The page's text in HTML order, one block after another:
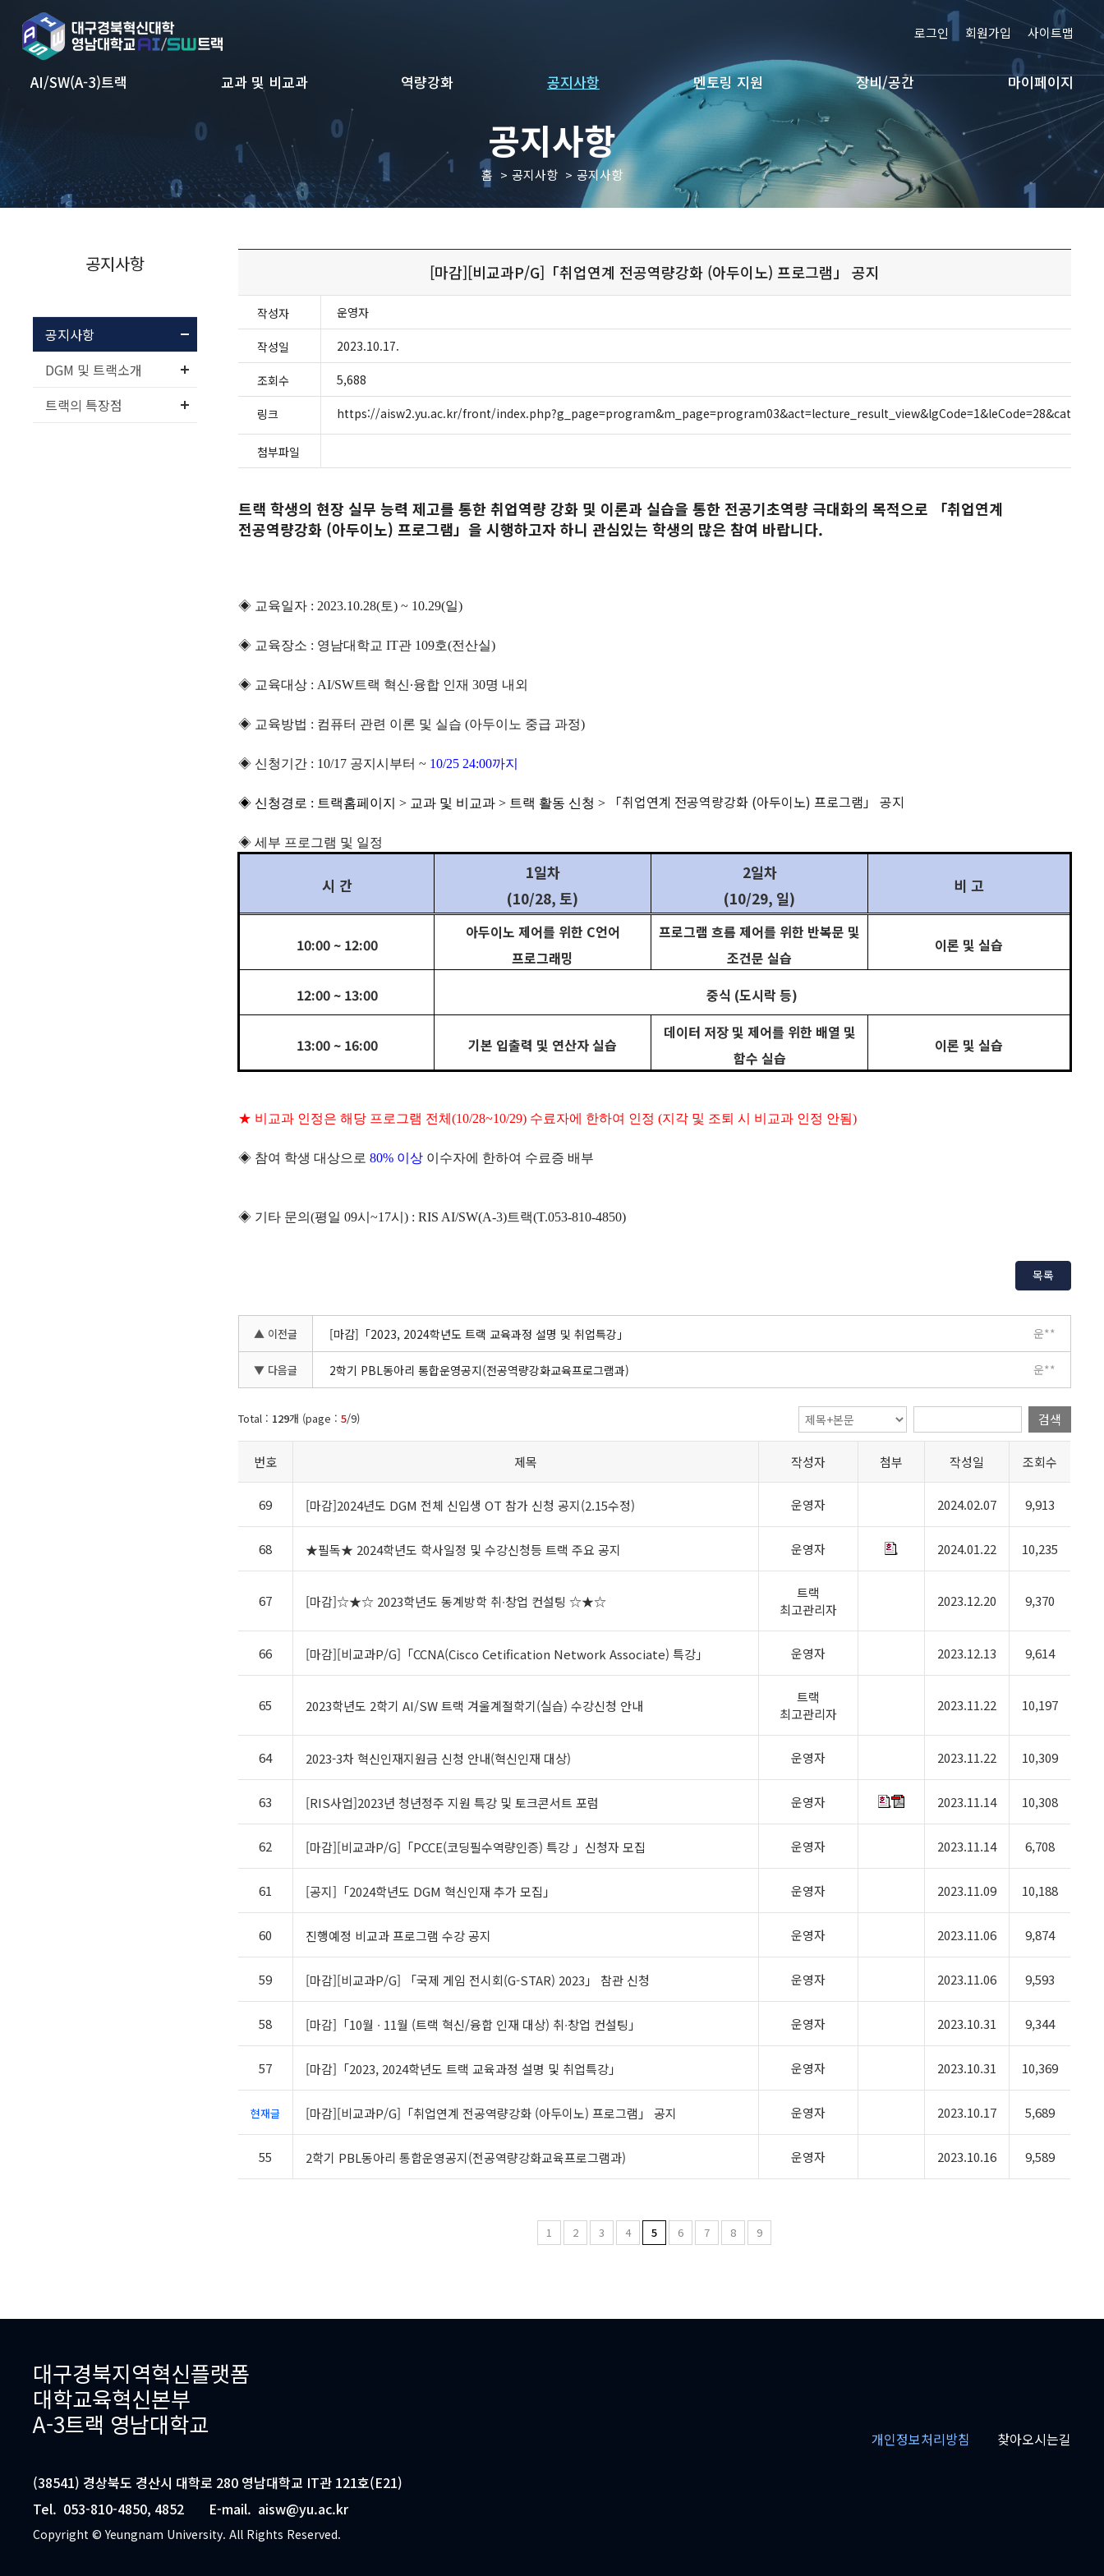
AI/SW(A-3)트랙 교과 및 비교과 역량강화 공지사항 멘토링 지원 장비/공간 마이페이지
로그인 회원가입 사이트맵
공지사항
홈 공지사항 공지사항
공지사항
공지사항
DGM 및 트랙소개
트랙의 특장점
[마감][비교과P/G]「취업연계 전공역량강화 (아두이노) 프로그램」 공지
작성자 운영자
작성일 2023.10.17.
조회수 5,688
링크 https://aisw2.yu.ac.kr/front/
첨부파일
트랙 학생의 현장 실무 능력 제고를 통한 취업역량 강화 및 이론과 실습을 통한 전공기초역량 극대화의 목적으로 「취업연계
전공역량강화 (아두이노) 프로그램」을 시행하고자 하니 관심있는 학생의 많은 참여 바랍니다.
◈ 교육일자 : 2023.10.28(토) ~ 10.29(일)
◈ 교육장소 : 영남대학교 IT관 109호(전산실)
◈ 교육대상 : AI/SW트랙 혁신∙융합 인재 30명 내외
◈ 교육방법 : 컴퓨터 관련 이론 및 실습 (아두이노 중급 과정)
◈ 신청기간 : 10/17 공지시부터 ~ 10/25 24:00까지
◈ 신청경로 : 트랙홈페이지 > 교과 및 비교과 > 트랙 활동 신청 > 「취업연계 전공역량강화 (아두이노)프로그램」 공지
◈ 세부 프로그램 및 일정
시 간
1일차
(10/28,토)
2일차
(10/29, 일)
비 고
10:00 ~ 12:00
아두이노 제어를 위한 C언어
프로그래밍
프로그램 흐름 제어를 위한 반복문 및
조건문 실습
이론 및 실습
12:00 ~ 13:00 중식 (도시락 등)
13:00 ~ 16:00 기본 입출력 및 연산자 실습
데이터 저장 및 제어를 위한 배열 및
함수 실습
이론 및 실습
★ 비교과 인정은 해당 프로그램 전체(10/28~10/29) 수료자에 한하여 인정 (지각 및 조퇴 시 비교과 인정 안됨)
◈ 참여 학생 대상으로 80% 이상 이수자에 한하여 수료증 배부
◈ 기타 문의(평일 09시~17시) : RIS AI/SW(A-3)트랙(T.053-810-4850)
목록
▲ 이전글 [마감]「2023, 2024학년도 트랙 교육과정 설명 및 취업특강」 운**
▼ 다음글 2학기 PBL동아리 통합운영공지(전공역량강화교육프로그램과) 운**
Total : 129개 (page :5/9) 검색
번호 제목 작성자 첨부 작성일 조회수
69 [마감]2024년도 DGM 전체 신입생 OT 참가 신청 공지(2.15수정) 운영자 2024.02.07 9,913
68 ★필독★ 2024학년도 학사일정 및 수강신청등 트랙 주요 공지 운영자 2024.01.22 10,235
67 [마감]☆★☆ 2023학년도 동계방학 취∙창업 컨설팅 ☆★☆
트랙
최고관리자
2023.12.20 9,370
66 [마감][비교과P/G]「CCNA(Cisco Cetification Network Associate) 특강」 운영자 2023.12.13 9,614
65 2023학년도 2학기 AI/SW 트랙 겨울계절학기(실습) 수강신청 안내
트랙
최고관리자
2023.11.22 10,197
64 2023-3차 혁신인재지원금 신청 안내(혁신인재 대상) 운영자 2023.11.22 10,309
63 [RIS사업]2023년 청년정주 지원 특강 및 토크콘서트 포럼 운영자 2023.11.14 10,308
62 [마감][비교과P/G]「PCCE(코딩필수역량인증) 특강 」신청자 모집 운영자 2023.11.14 6,708
61 [공지]「2024학년도 DGM 혁신인재 추가 모집」 운영자 2023.11.09 10,188
60 진행예정 비교과 프로그램 수강 공지 운영자 2023.11.06 9,874
59 [마감][비교과P/G] 「국제 게임 전시회(G-STAR) 2023」 참관 신청 운영자 2023.11.06 9,593
58 [마감]「10월 ∙ 11월 (트랙 혁신/융합 인재 대상) 취∙창업 컨설팅」 운영자 2023.10.31 9,344
57 [마감]「2023, 2024학년도 트랙 교육과정 설명 및 취업특강」 운영자 2023.10.31 10,369
현재글 [마감][비교과P/G]「취업연계 전공역량강화 (아두이노) 프로그램」 공지 운영자 2023.10.17 5,689
55 2학기 PBL동아리 통합운영공지(전공역량강화교육프로그램과) 운영자 2023.10.16 9,589
1 2 3 4 5 6 7 8 9
대구경북지역혁신플랫폼
대학교육혁신본부
A-3트랙 영남대학교
(38541) 경상북도 경산시 대학로 280 영남대학교 IT관 121호(E21)
Tel. 053-810-4850, 4852 E-mail. aisw@yu.ac.kr
Copyright © Yeungnam University. All Rights Reserved.
개인정보처리방침 찾아오시는길